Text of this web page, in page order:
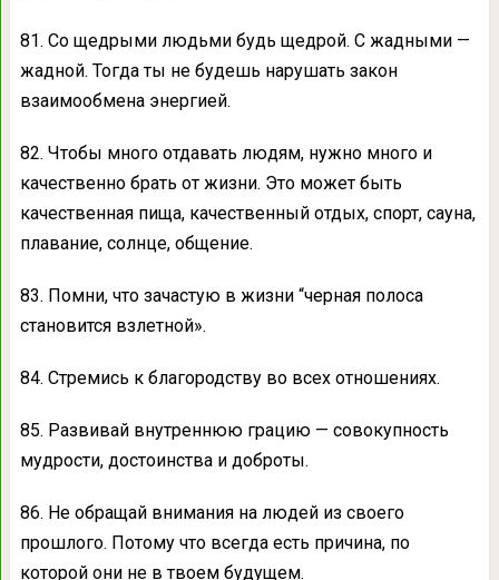
81. Со щедрыми людьми будь щедрой. С жадными —
жадной. Тогда ты не будешь нарушать закон
взаимообмена энергией.
82. Чтобы много отдавать людям, нужно много и
качественно брать от жизни. Это может быть
качественная пища, качественный отдых, спорт, сауна,
плавание, солнце, общение.
83. Помни, что зачастую в жизни “черная полоса
становится взлетной».
84. Стремись к благородству во всех отношениях.
85. Развивай внутреннюю грацию — совокупность
мудрости, достоинства и доброты.
86. Не обращай внимания на людей из своего
прошлого. Потому что всегда есть причина, по
которой они не в твоем будущем.